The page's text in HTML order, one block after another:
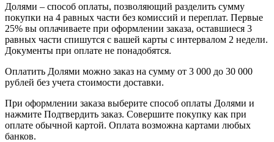
Долями – способ оплаты, позволяющий разделить сумму
покупки на 4 равных части без комиссий и переплат. Первые
25% вы оплачиваете при оформлении заказа, оставшиеся 3
равных части спишутся с вашей карты с интервалом 2 недели.
Документы при оплате не понадобятся.
Оплатить Долями можно заказ на сумму от 3 000 до 30 000
рублей без учета стоимости доставки.
При оформлении заказа выберите способ оплаты Долями и
нажмите Подтвердить заказ. Совершите покупку как при
оплате обычной картой. Оплата возможна картами любых
банков.